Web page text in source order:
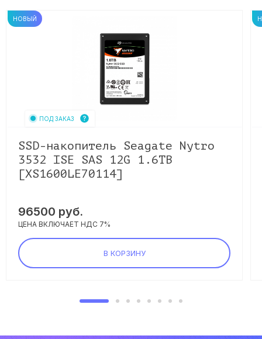
НОВЫЙ
ПОД ЗАКАЗ
SSD-накопитель Seagate Nytro
3532 ISE SAS 12G 1.6TB
[XS1600LE70114]
96500 руб.
ЦЕНА ВКЛЮЧАЕТ НДС 7%
В КОРЗИНУ